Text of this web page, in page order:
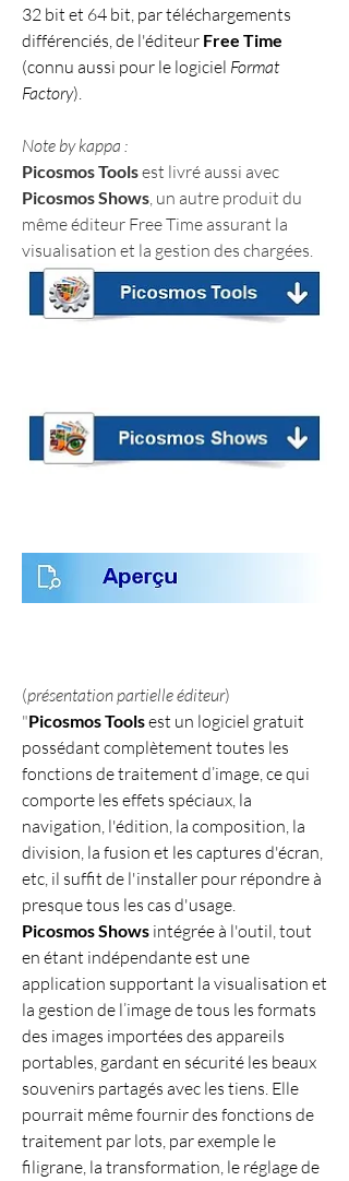
32 bit et 64 bit, par téléchargements
différenciés, de l'éditeur Free Time
(connu aussi pour le logiciel Format
Factory).
Note by kappa :
Picosmos Tools
Picosmos Shows , un autre produit du
même éditeur Free Time assurant la
visualisation et la gestion des chargées.
(présentation partielle éditeur)
"Picosmos Tools est un logiciel gratuit
possédant complètement toutes les
fonctions de traitement d’image, ce qui
comporte les effets spéciaux, la
navigation, l'édition, la composition, la
division, la fusion et les captures d'écran,
etc, il suffit de l'installer pour répondre à
presque tous les cas d'usage.
Picosmos Shows intégrée à l'outil, tout
en étant indépendante est une
application supportant la visualisation et
la gestion de l’image de tous les formats
des images importées des appareils
portables, gardant en sécurité les beaux
souvenirs partagés avec les tiens. Elle
pourrait même fournir des fonctions de
traitement par lots, par exemple le
filigrane, la transformation, le réglage de